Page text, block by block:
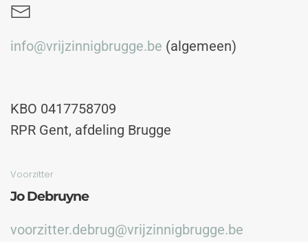
info@vrijzinnigbrugge.be (algemeen)
KBO 0417758709
RPR Gent, afdeling Brugge
Voorzitter
Jo Debruyne
voorzitter.debrug@vrijzinnigbrugge.be